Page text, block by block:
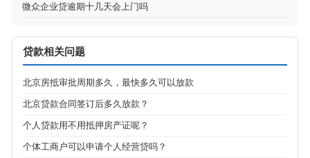
微众企业贷逾期十几天会上门吗
贷款相关问题
北京房抵审批周期多久，最快多久可以放款
北京贷款合同签订后多久放款？
个人贷款用不用抵押房产证呢？
个体工商户可以申请个人经营贷吗？